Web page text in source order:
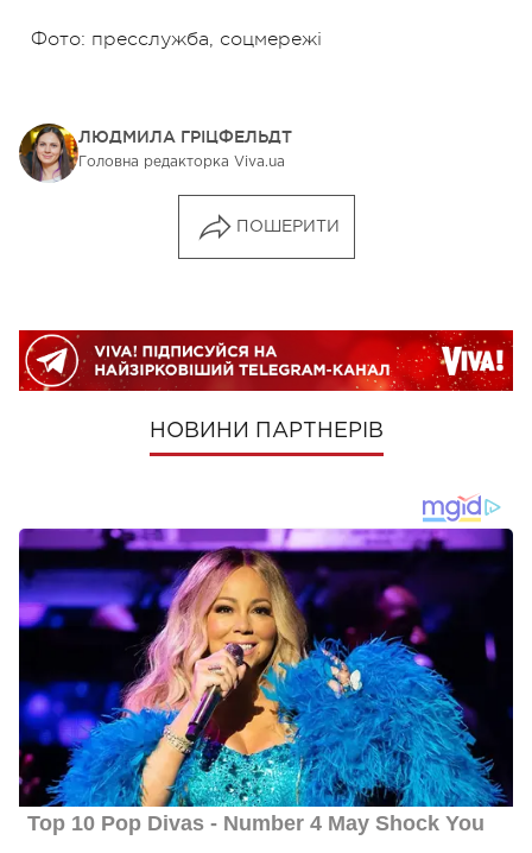
Фото: пресслужба, соцмережі
ЛЮДМИЛА ГРІЦФЕЛЬДТ
Головна редакторка Viva.ua
ПОШЕРИТИ
НОВИНИ ПАРТНЕРІВ